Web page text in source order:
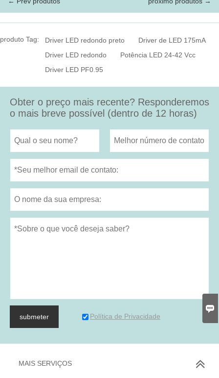
produto Tag: Driver LED redondo preto
Driver de LED 175mA
Driver LED redondo
Potência LED 24-42 Vcc
Driver LED PF0.95
Obter o preço mais recente? Responderemos
o mais breve possível (dentro de 12 horas)
submeter Política de Privacidade
MAIS SERVIÇOS
